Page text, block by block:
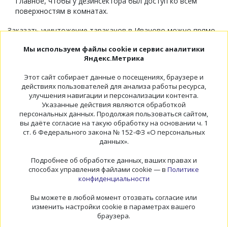
поверхностям в комнатах.
Заказать уничтожение тараканов в Иваново можно прямо
длительность гарантии зависят от типа, площади
помещения. Всем клиентам предлагаются бесплатные
вам, как бороться с любыми насекомыми: тараканами,
клопами,клещами, осами и другими.
Рекомендуется обратиться за услугой сразу после
обнаружения насекомых. Чем больше их численность, тем
сложнее от них избавиться. В будущем следует
воздержаться от провокации повторного появления
вредителей. Не оставляйте незакрытую еду, воду в доме.
Уничтожение насекомых
Мы используем файлы cookie и сервис аналитики
Яндекс.Метрика
Этот сайт собирает данные о посещениях, браузере и
действиях пользователей для анализа работы ресурса,
улучшения навигации и персонализации контента.
Указанные действия являются обработкой
персональных данных. Продолжая пользоваться сайтом,
вы даёте согласие на такую обработку на основании ч. 1
ст. 6 Федерального закона № 152-ФЗ «О персональных
данных».
Подробнее об обработке данных, ваших правах и
способах управления файлами cookie — вПолитике
конфиденциальности
Вы можете в любой момент отозвать согласие или
изменить настройки cookie в параметрах вашего
браузера.